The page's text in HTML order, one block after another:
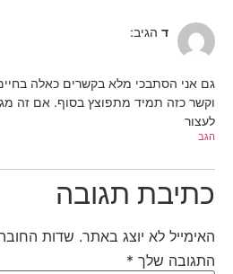
ד הגיב:
גם אני הסתבכי מלא בקשרים כאלה
וקשר כזה תמיד מתפוצץ בסוף. אם זה
לעצור
הגב
כתיבת תגובה
האימייל לא יוצג באתר. שדות
התגובה שלך *